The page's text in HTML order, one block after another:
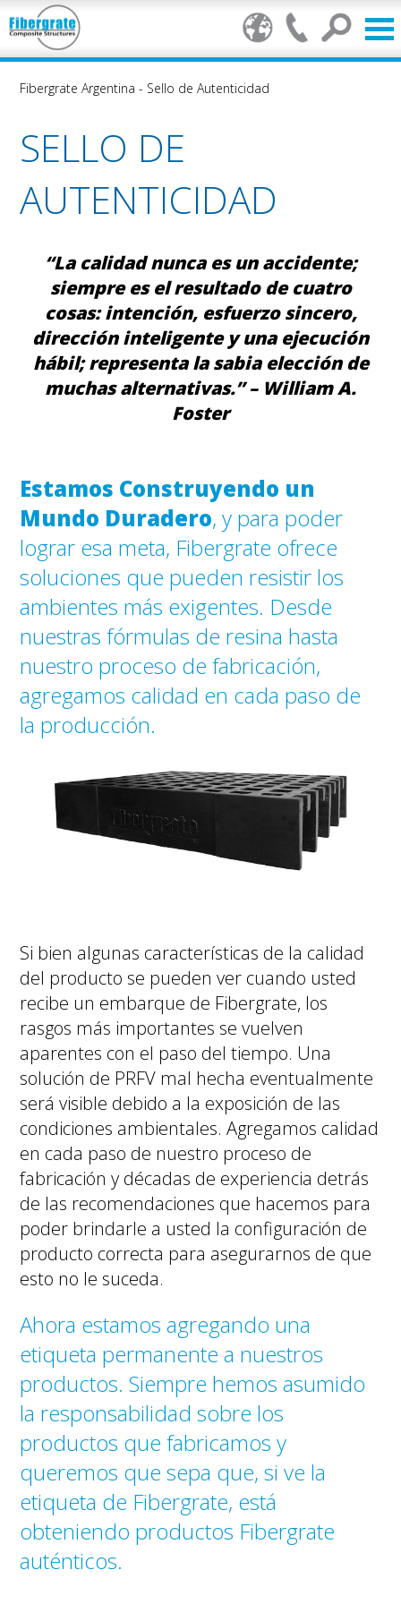
Fibergrate Argentina - Sello de Autenticidad
SELLO DE
AUTENTICIDAD
“La calidad nunca es un accidente;
siempre es el resultado de cuatro
cosas: intención, esfuerzo sincero,
dirección inteligente y una ejecución
hábil; representa la sabia elección de
muchas alternativas.” – William A.
Foster
Estamos Construyendo un
Mundo Duradero, y para poder
lograr esa meta, Fibergrate ofrece
soluciones que pueden resistir los
ambientes más exigentes. Desde
nuestras fórmulas de resina hasta
nuestro proceso de fabricación,
agregamos calidad en cada paso de
la producción.
Si bien algunas características de la calidad
del producto se pueden ver cuando usted
recibe un embarque de Fibergrate, los
rasgos más importantes se vuelven
aparentes con el paso del tiempo. Una
solución de PRFV mal hecha eventualmente
será visible debido a la exposición de las
condiciones ambientales. Agregamos calidad
en cada paso de nuestro proceso de
fabricación y décadas de experiencia detrás
de las recomendaciones que hacemos para
poder brindarle a usted la configuración de
producto correcta para asegurarnos de que
esto no le suceda.
Ahora estamos agregando una
etiqueta permanente a nuestros
productos. Siempre hemos asumido
la responsabilidad sobre los
productos que fabricamos y
queremos que sepa que, si ve la
etiqueta de Fibergrate, está
obteniendo productos Fibergrate
auténticos.